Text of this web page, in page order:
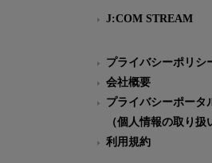
J:COM STREAM
プライバシーポリシ
会社概要
プライバシーポータ
（個人情報の取り扱
利用規約